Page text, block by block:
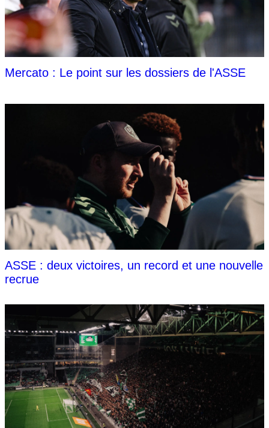
Mercato : Le point sur les dossiers de l'ASSE
ASSE : deux victoires, un record et une nouvelle
recrue